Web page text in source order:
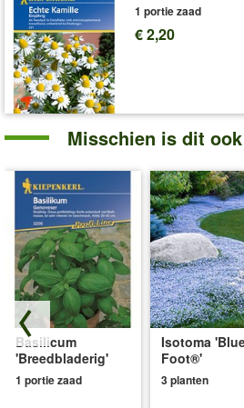
1 portie zaad
€ 2,20
Misschien is dit
Basilicum
'Breedbladerig'
1 portie zaad
Isotoma
Foot®'
3 planten